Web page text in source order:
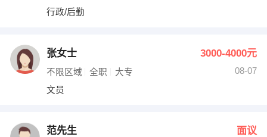
五年以上工作经验
财务会计
网络IT
收银员
行政/后勤
张女士 3000-4000元
不限区域 全职 大专
08-07
文员
范先生 面议